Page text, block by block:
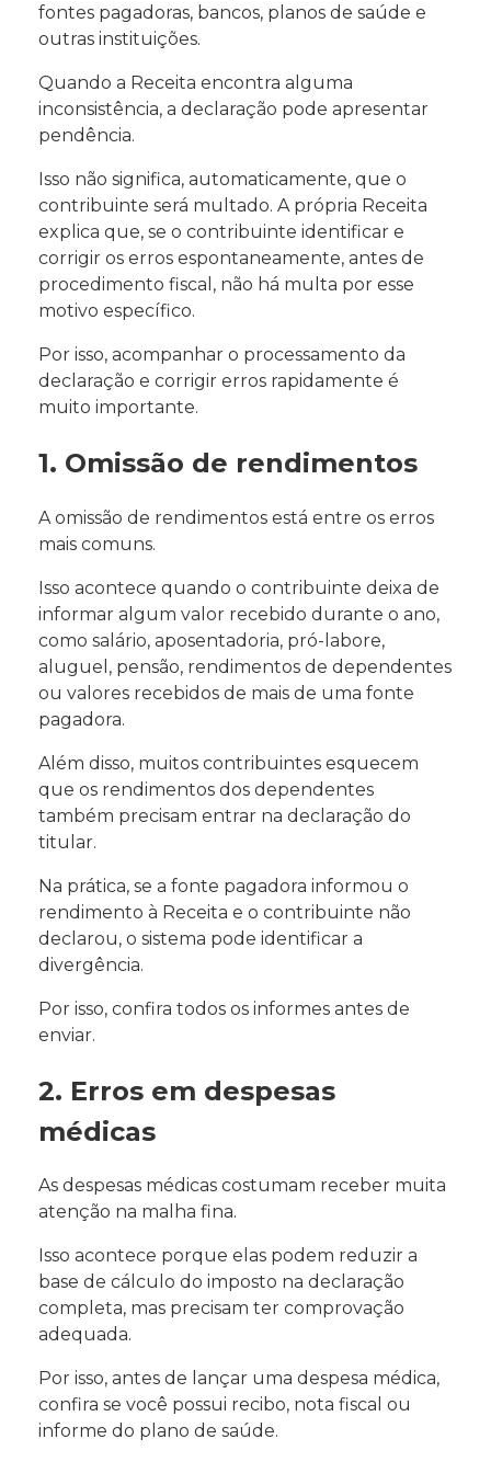
fontes pagadoras, bancos, planos de saúde e
outras instituições.
Quando a Receita encontra alguma
inconsistência, a declaração pode apresentar
pendência.
Isso não significa, automaticamente, que o
contribuinte será multado. A própria Receita
explica que, se o contribuinte identificar e
corrigir os erros espontaneamente, antes de
procedimento fiscal, não há multa por esse
motivo específico.
Por isso, acompanhar o processamento da
declaração e corrigir erros rapidamente é
muito importante.
1. Omissão de rendimentos
A omissão de rendimentos está entre os erros
mais comuns.
Isso acontece quando o contribuinte deixa de
informar algum valor recebido durante o ano,
como salário, aposentadoria, pró-labore,
aluguel, pensão, rendimentos de dependentes
ou valores recebidos de mais de uma fonte
pagadora.
Além disso, muitos contribuintes esquecem
que os rendimentos dos dependentes
também precisam entrar na declaração do
titular.
Na prática, se a fonte pagadora informou o
rendimento à Receita e o contribuinte não
declarou, o sistema pode identificar a
divergência.
Por isso, confira todos os informes antes de
enviar.
2. Erros em despesas
médicas
As despesas médicas costumam receber muita
atenção na malha fina.
Isso acontece porque elas podem reduzir a
base de cálculo do imposto na declaração
completa, mas precisam ter comprovação
adequada.
Por isso, antes de lançar uma despesa médica,
confira se você possui recibo, nota fiscal ou
informe do plano de saúde.